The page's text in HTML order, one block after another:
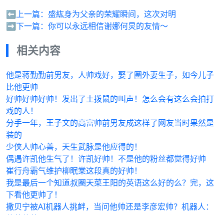
⬅️上一篇： 盛紘身为父亲的荣耀瞬间，这次对明
➡️下一篇： 你可以永远相信谢娜何炅的友情～
相关内容
他是蒋勤勤前男友，人帅戏好，娶了圈外妻生子，如今儿子
比他更帅
好帅好帅好帅！发出了土拨鼠的叫声！怎么会有这么会拍打
戏的人！
分手一年，王子文的高富帅前男友成这样了网友当时果然是
装的
少侠人帅心善，天生武脉是他应得的！
偶遇许凯他生气了！许凯好帅！不是他的粉丝都觉得好帅
崔行舟霸气维护柳眠棠这段真的好帅！
我是最后一个知道叔圈天菜王阳的英语这么好的么？完，这
下看他更帅了！
撒贝宁被AI机器人挑衅，当问他帅还是李彦宏帅？机器人：